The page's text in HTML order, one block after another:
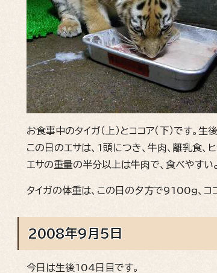
お食事中のタイガ（上）とココア（下）です。
この日のエサは、1頭につき、牛肉、離乳食
エサの重量の半分以上は牛肉で、食べやすい
タイガの体重は、この日の夕方で9100g、
2008年9月5日
今日は生後104日目です。